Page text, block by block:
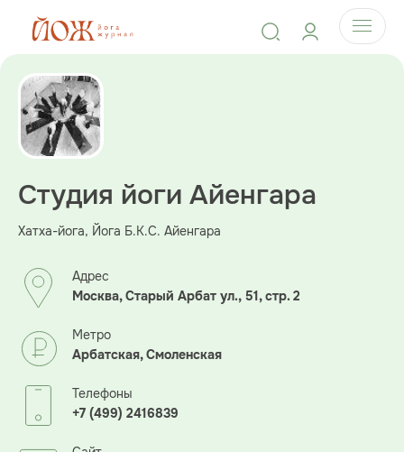
Студия йоги Айенгара
Хатха-йога, Йога Б.К.С. Айенгара
Адрес
Москва, Старый Арбат ул., 51, стр. 2
Метро
Арбатская, Смоленская
Телефоны
+7 (499) 2416839